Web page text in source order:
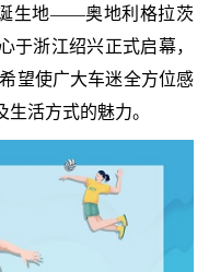
生地——奥地利格拉茨
于浙江绍兴正式启幕，
望使广大车迷全方位感
活方式的魅力。